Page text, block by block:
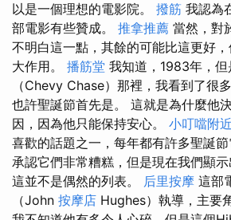
以是一個理想的電影院。 撥筋 我認為
部電影有些贊成。 推拿推薦 當然，對
不明白這一點，其餘的可能比這更好
大作用。 播筋堂 我知道，1983年，
（Chevy Chase）那裡，我看到了很
也許聖誕節首先是。 這就是為什麼他
因，因為他只能保持安心。 小叮噹附
喜歡的話題之一，每年都有許多聖誕
承認它們非常糟糕，但是現在我們顯示
這並不是偶然的列表。 后里按摩 這部
（John 按摩店 Hughes）執導，主要